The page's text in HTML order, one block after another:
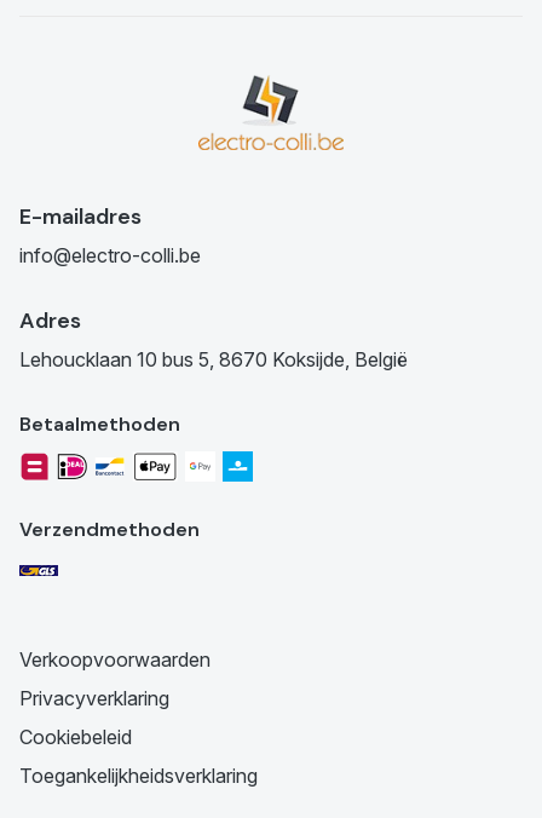
E-mailadres
info@electro-colli.be
Adres
Lehoucklaan 10 bus 5, 8670 Koksijde, België
Betaalmethoden
Verzendmethoden
Verkoopvoorwaarden
Privacyverklaring
Cookiebeleid
Toegankelijkheidsverklaring